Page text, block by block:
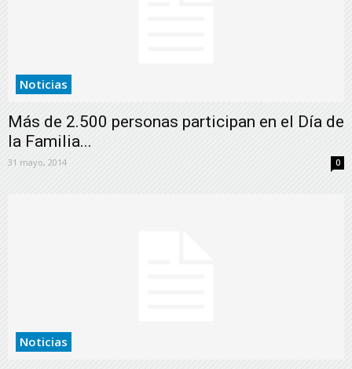
Noticias
Más de 2.500 personas participan en el Día de
la Familia...
31 mayo, 2014 0
Noticias